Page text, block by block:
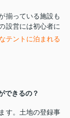
揃っている施設も
設営には初心者に
テントに泊まれる
できるの？
す。土地の登録事